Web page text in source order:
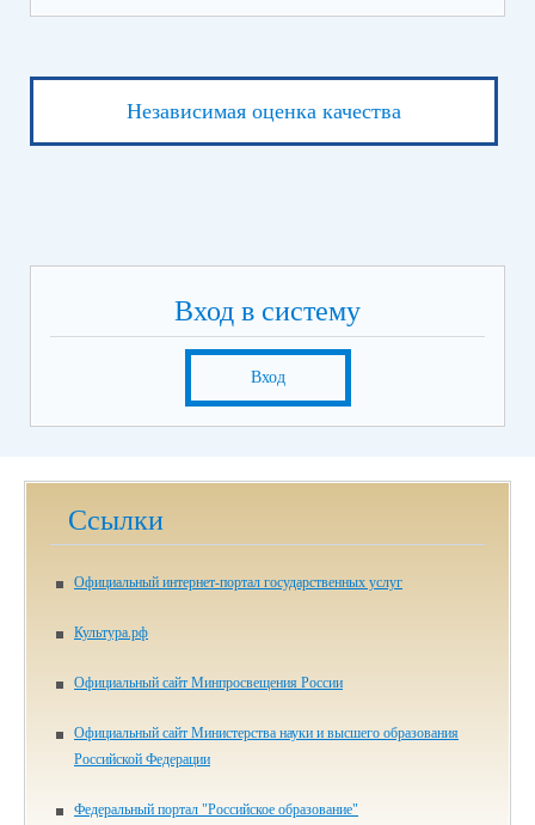
Независимая оценка качества
Вход в систему
Вход
Ссылки
Официальный интернет-портал государственных услуг
Культура.рф
Официальный сайт Минпросвещения России
Официальный сайт Министерства науки и высшего образования
Российской Федерации
Федеральный портал "Российское образование"